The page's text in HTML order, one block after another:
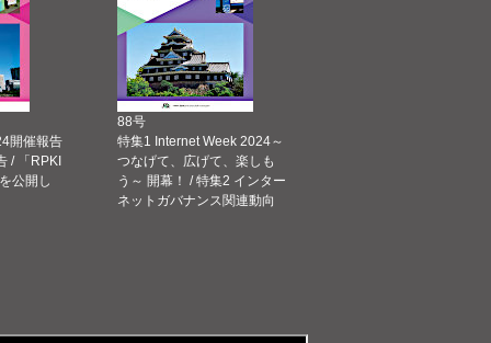
開催報告
/ 「RPKI
公開し
88号
特集1 Internet Week 2024～
つなげて、広げて、楽しも
う～ 開幕！ / 特集2 インター
ネットガバナンス関連動向